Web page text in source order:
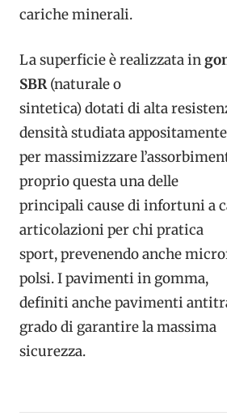
cariche minerali.
La superficie è realizzata in
SBR(naturale o
sintetica) dotati di alta
densità studiata appositamente
per massimizzare
proprio questa una delle
principali cause di infortuni a
articolazioni per chi pratica
sport, prevenendo anche
polsi. I pavimenti in gomma,
definiti anche pavimenti
grado di garantire la massima
sicurezza.